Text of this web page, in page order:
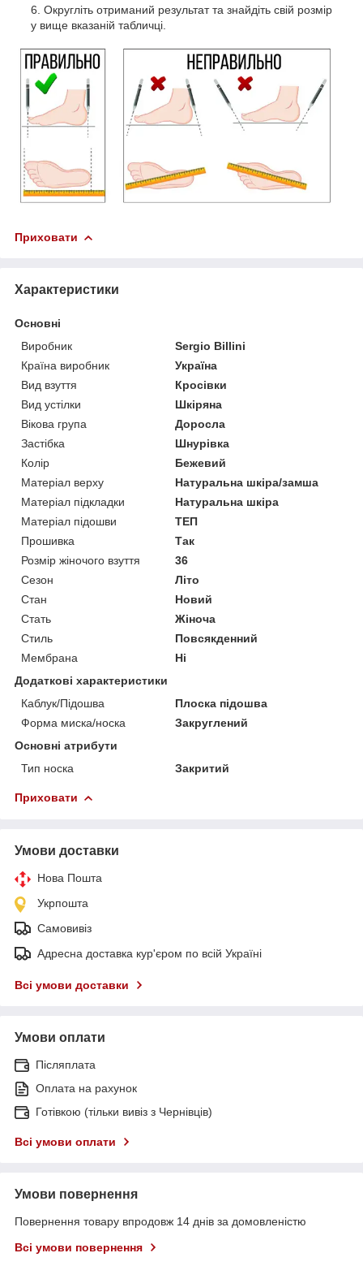
Округліть отриманий результат та знайдіть свій розмір
у вище вказаній табличці.
Приховати
Характеристики
Основні
Виробник
Sergio Billini
Країна виробник
Україна
Вид взуття
Кросівки
Вид устілки
Шкіряна
Вікова група
Доросла
Застібка
Шнурівка
Колір
Бежевий
Матеріал верху
Натуральна шкіра/замша
Матеріал підкладки
Натуральна шкіра
Матеріал підошви
ТЕП
Прошивка
Так
Розмір жіночого взуття
36
Сезон
Літо
Стан
Новий
Стать
Жіноча
Стиль
Повсякденний
Мембрана
Ні
Додаткові характеристики
Каблук/Підошва
Плоска підошва
Форма миска/носка
Закруглений
Основні атрибути
Тип носка
Закритий
Приховати
Умови доставки
Нова Пошта
Укрпошта
Самовивіз
Адресна доставка кур'єром по всій Україні
Всі умови доставки
Умови оплати
Післяплата
Оплата на рахунок
Готівкою (тільки вивіз з Чернівців)
Всі умови оплати
Умови повернення
Повернення товару впродовж 14 днів за домовленістю
Всі умови повернення